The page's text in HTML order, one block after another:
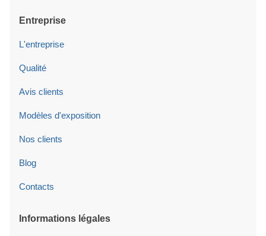
Entreprise
L'entreprise
Qualité
Avis clients
Modèles d'exposition
Nos clients
Blog
Contacts
Informations légales